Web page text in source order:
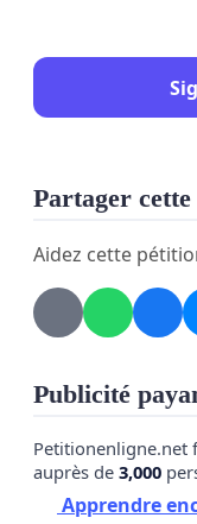
Partager
Aidez cette
Publicité
Petitionenligne.net
auprès de 3,000
Apprendre